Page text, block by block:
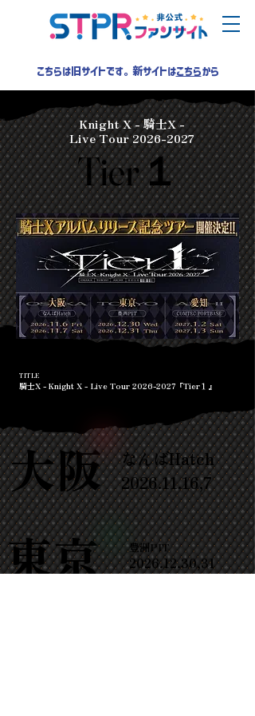
こちらは旧サイトです。新サイトはこちらから
Knight X - 騎士X -
Live Tour2026-2027
Tier１
Tier１
TITLE
騎士X - Knight X - Live Tour 2026-2027 『Tier１』
大阪
大阪
なんばHatch
2026.11.16,7
東京
東京 ​豊洲PIT
2026.12.30,31